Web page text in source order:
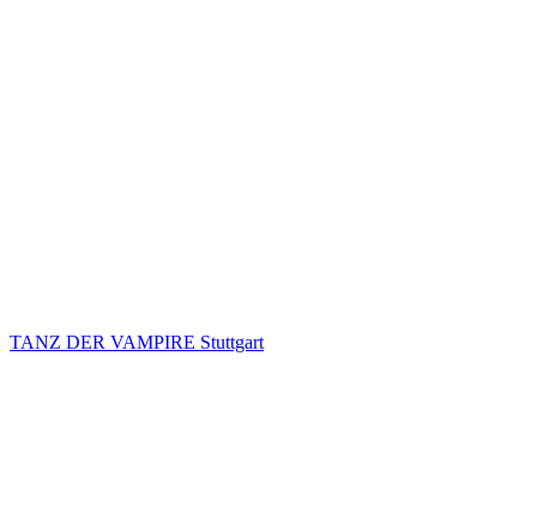
TANZ DER VAMPIRE Stuttgart